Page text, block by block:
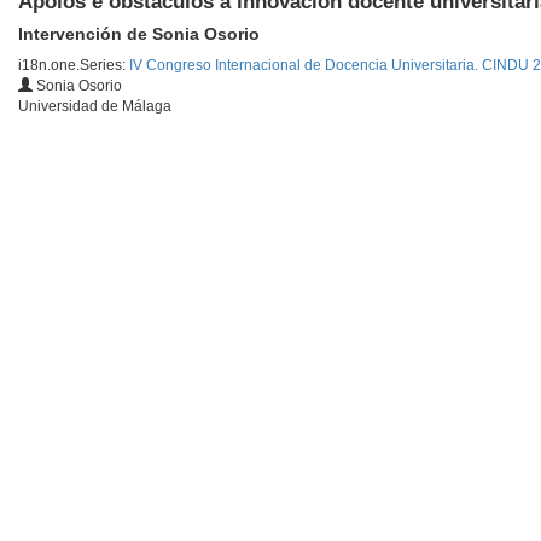
Intervención de Sonia Osorio
i18n.one.Series: IV Congreso Internacional de Docencia Universitaria. CINDU
Sonia Osorio
Universidad de Málaga